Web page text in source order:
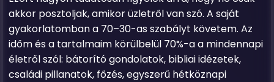
akkor posztoljak, amikor üzletről van szó. A saját
gyakorlatomban a 70–30-as szabályt követem. Az
időm és a tartalmaim körülbelül 70%-a a mindennapi
életről szól: bátorító gondolatok, bibliai idézetek,
családi pillanatok, főzés, egyszerű hétköznapi